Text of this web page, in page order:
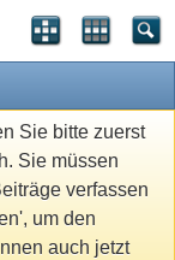
Sie bitte zuerst
Sie müssen
verfassen
um den
auch jetzt